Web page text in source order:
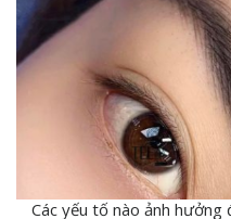
Các yếu tố nào ảnh hưởng